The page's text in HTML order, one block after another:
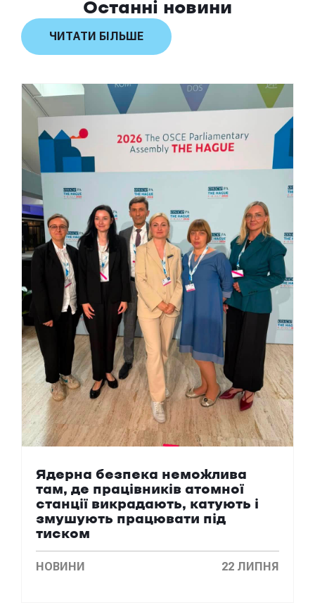
Останні новини
ЧИТАТИ БІЛЬШЕ
Ядерна безпека неможлива
там, де працівників атомної
станції викрадають, катують і
змушують працювати під
тиском
НОВИНИ 22 ЛИПНЯ